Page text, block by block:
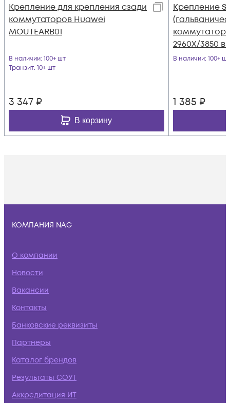
Крепление для крепления сзади
коммутаторов Huawei
MOUTEARB01
В наличии: 100+ шт
Транзит: 10+ шт
3 347 ₽
В корзину
Крепление
2960X/3850 в
В наличии: 100+ шт
1 385 ₽
КОМПАНИЯ NAG
О компании
Новости
Вакансии
Контакты
Банковские реквизиты
Партнеры
Каталог брендов
Результаты СОУТ
Аккредитация ИТ